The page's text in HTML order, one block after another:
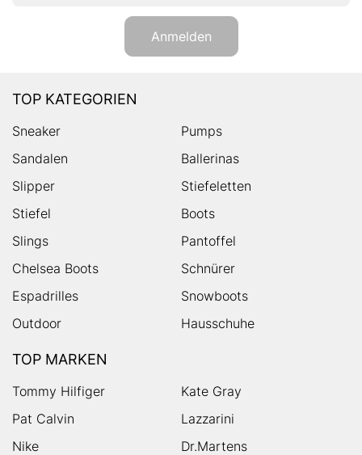
Anmelden
TOP KATEGORIEN
Sneaker
Pumps
Sandalen
Ballerinas
Slipper
Stiefeletten
Stiefel
Boots
Slings
Pantoffel
Chelsea Boots
Schnürer
Espadrilles
Snowboots
Outdoor
Hausschuhe
TOP MARKEN
Tommy Hilfiger
Kate Gray
Pat Calvin
Lazzarini
Nike
Dr.Martens